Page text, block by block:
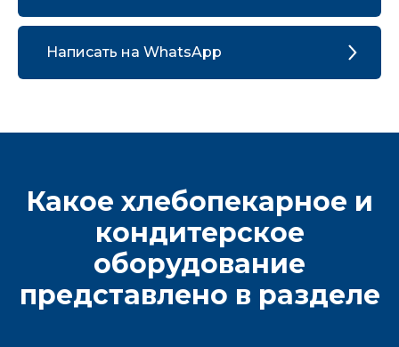
Написать на WhatsApp
Какое хлебопекарное и
кондитерское
оборудование
представлено в разделе